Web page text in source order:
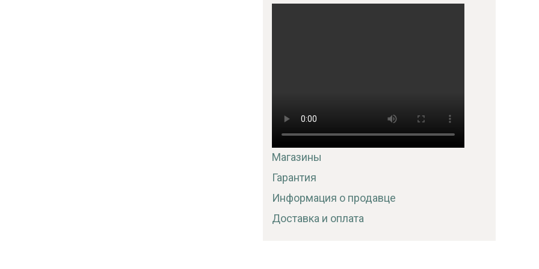
Магазины
Гарантия
Информация о продавце
Доставка и оплата